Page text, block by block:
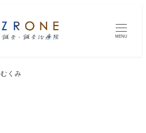
MENU
むくみ